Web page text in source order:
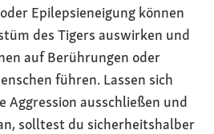
Epilepsieneigung können
des Tigers auswirken und
auf Berührungen oder
führen. Lassen sich
Aggression ausschließen und
solltest du sicherheitshalber